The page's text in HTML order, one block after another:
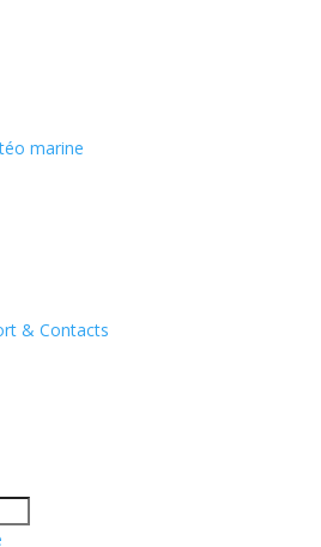
marine
& Contacts